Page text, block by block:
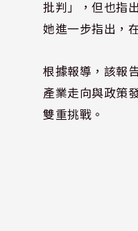
批判」，但也指
她進一步指出，
根據報導，該報
產業走向與政策
雙重挑戰。